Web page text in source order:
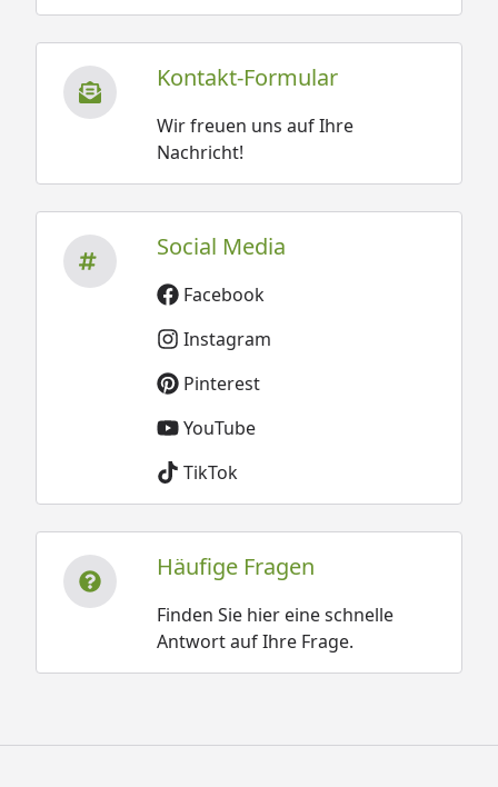
Kontakt-Formular
Wir freuen uns auf Ihre
Nachricht!
Social Media
Facebook
Instagram
Pinterest
YouTube
TikTok
Häufige Fragen
Finden Sie hier eine schnelle
Antwort auf Ihre Frage.